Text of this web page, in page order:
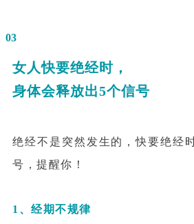
03
女人快要绝经时，
身体会释放出5个信号
绝经不是突然发生的，快要绝经
号，提醒你！
1、经期不规律